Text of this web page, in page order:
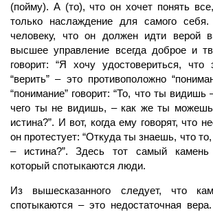
(пойму). А (то), что он хочет понять
только наслаждение для самого себя.
человеку, что он должен идти верой
высшее управление всегда доброе и
говорит: “Я хочу удостовериться, что
“верить” – это противоположно
“понимание” говорит: “То, что ты видишь
чего ты не видишь, – как же ты можешь
истина?”. И вот, когда ему говорят, что
он протестует: “Откуда ты знаешь, что
– истина?”. Здесь тот самый камень
который спотыкаются люди.
Из вышесказанного следует, что
спотыкаются – это недостаточная вера.